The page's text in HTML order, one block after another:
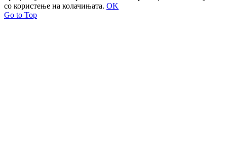
со користење на колачињата. OK
Go to Top